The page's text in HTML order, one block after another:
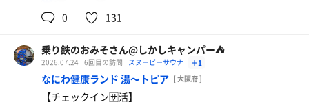
ウォータークーラー
新規開拓にこだわらなかったらいいんだろうけど🤔
上々🤣
ルーチンワークの8分3セットで7時を迎えます⏰
はい、一日の活力の朝メッシ食いましょう(*･∀･*)ﾒｯｼｰ!!
さあ、何食いましょ(˙˙*)?…やはり普段は食べない和食か
なぁ🤔
……というわけでチョイスは納豆定食の米🌾大盛りで。ま
(≧∇≦)b
合計すると25分コースの長丁場でしたが、下段で日和って
たから完走🤣
いずみんさんともお話出来たし(*´꒳`*)ﾖｷﾖｷﾉﾖｷ
Pontaパスのクーポンポン使ってアイスコーヒーｺｰﾌｨｰ
(｢☕️・ω･)｢☕️を昼飯にします。
まあ、普段昼飯は自作弁当でそれも軽くしか食べてないか
0 131
乗り鉄のおみそさん@しかしキャンパー⛺
2026.07.24 6回目の訪問 スヌーピーサウナ ＋1
なにわ健康ランド 湯〜トピア [ 大阪府 ]
【チェックイン🈂️活】